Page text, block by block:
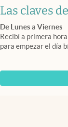
Las claves
De Lunes a Viernes
Recibí a primera
para empezar el día